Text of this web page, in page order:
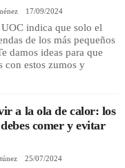
17/09/2024
indica que solo el
de los más pequeños
damos ideas para que
con estos zumos y
a la ola de calor: los
comer y evitar
25/07/2024